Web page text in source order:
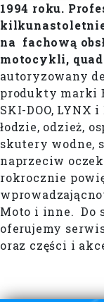
1994 roku.
na fachową
motocykli,
autoryzowany
produkty marki
SKI-DOO, LYNX
łodzie, odzież,
skutery wodne,
naprzeciw
rokrocznie
Moto i inne. Do
oferujemy
oraz części i